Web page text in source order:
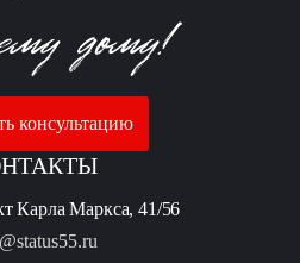
консультацию
Карла Маркса, 41/56